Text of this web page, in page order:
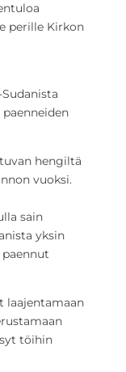
perille Kirkon
hengiltä
vuoksi.
sain
yksin
paennut
laajentamaan
töihin